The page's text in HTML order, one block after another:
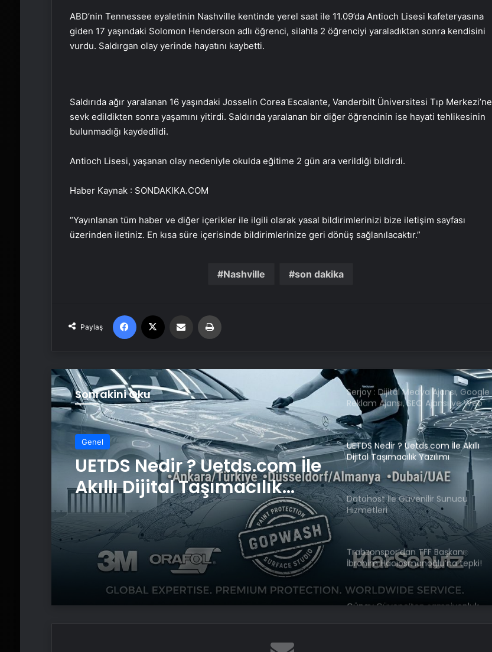
ABD’nin Tennessee eyaletinin Nashville kentinde yerel saat ile 11.09’da Antioch Lisesi kafeteryasına
giden 17 yaşındaki Solomon Henderson adlı öğrenci, silahla 2 öğrenciyi yaraladıktan sonra kendisini
vurdu. Saldırgan olay yerinde hayatını kaybetti.
Saldırıda ağır yaralanan 16 yaşındaki Josselin Corea Escalante, Vanderbilt Üniversitesi Tıp Merkezi’ne
sevk edildikten sonra yaşamını yitirdi. Saldırıda yaralanan bir diğer öğrencinin ise hayati tehlikesinin
bulunmadığı kaydedildi.
Antioch Lisesi, yaşanan olay nedeniyle okulda eğitime 2 gün ara verildiği bildirdi.
Haber Kaynak : SONDAKIKA.COM
“Yayınlanan tüm haber ve diğer içerikler ile ilgili olarak yasal bildirimlerinizi bize iletişim sayfası
üzerinden iletiniz. En kısa süre içerisinde bildirimlerinize geri dönüş sağlanılacaktır.”
Nashville son dakika
Paylaş
Facebook Email'den paylaş
Sonrakini Oku
Genel
UETDS Nedir ? Uetds.com İle
Akıllı Dijital Taşımacılık
Yazılımı
Galatasaray’da Fernando Muslera,
Trabzonspor’da Fatih Tekke, ilk
finalinden üzgün ayrıldı
Serjoy : Dijital Medya Ajansı, Google
Reklam Ajansı, SEO Ajansı ve Web
Tasarım Ajansı
UETDS Nedir ? Uetds.com İle Akıllı
Dijital Taşımacılık Yazılımı
Datahost İle Güvenilir Sunucu
Hizmetleri
Trabzonspor’dan TFF Başkanı
İbrahim Hacıosmanoğlu’na tepki!
çıkmadı
Günay Güvenç’ten şampiyonluk